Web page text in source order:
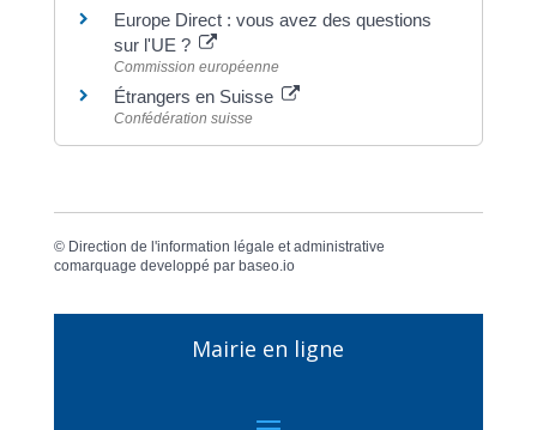
Europe Direct : vous avez des questions
sur l'UE ?
Commission européenne
Étrangers en Suisse
Confédération suisse
© Direction de l'information légale et administrative
comarquage developpé par baseo.io
Mairie en ligne